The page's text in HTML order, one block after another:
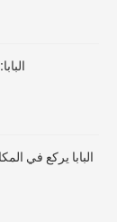
البابا يركع في